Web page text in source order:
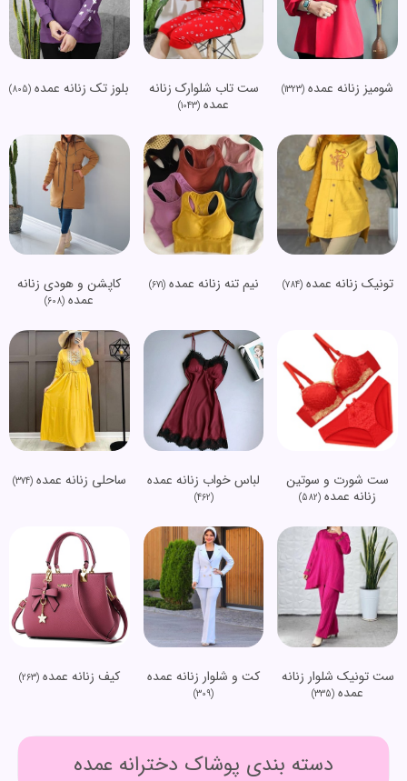
شومیز زنانه عمده (1323)
ست تاب شلوارک زنانه
عمده (1043)
بلوز تک زنانه عمده (805)
تونیک زنانه عمده(784) نیم تنه زنانه عمده(671)
کاپشن و هودی زنانه
عمده (608)
ست شورت و سوتین
زنانه عمده (582)
لباس خواب زنانه عمده
(462)
ساحلی زنانه عمده(374)
ست تونیک شلوار زنانه
عمده (335)
کت و شلوار زنانه عمده
(309)
کیف زنانه عمده(263)
دسته بندی پوشاک دخترانه عمده